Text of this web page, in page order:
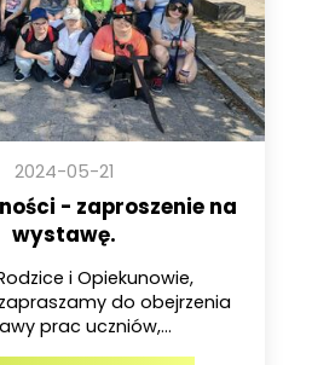
2024-05-21
- zaproszenie na
wystawę.
i Opiekunowie,
do obejrzenia
prac uczniów,...